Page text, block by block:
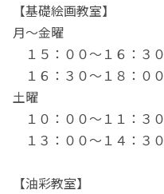
【基礎絵画教室】
月～金曜
１５：００〜１６：３０
１６：３０～１８：００
土曜
１０：００～１１：３０
１３：００～１４：３０
【油彩教室】